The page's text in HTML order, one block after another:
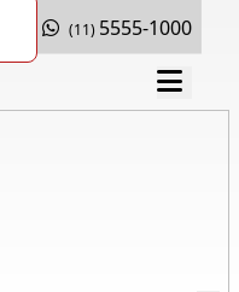
(11) 5555-1000